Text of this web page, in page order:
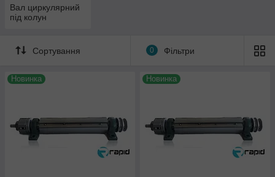
Вал циркулярний
під колун
Сортування 0 Фільтри
Новинка Новинка